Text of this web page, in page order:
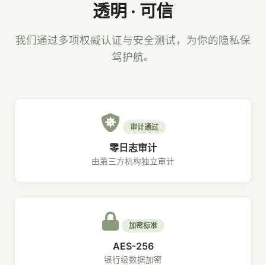
透明 · 可信
我们通过多项权威认证与安全测试，为你的隐私保
驾护航。
审计通过
零日志审计
由第三方机构独立审计
加密标准
AES-256
银行级数据加密